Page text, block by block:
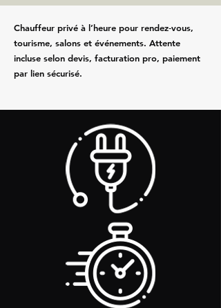
Chauffeur privé à l’heure pour rendez‑vous,
tourisme, salons et événements. Attente
incluse selon devis, facturation pro, paiement
par lien sécurisé.